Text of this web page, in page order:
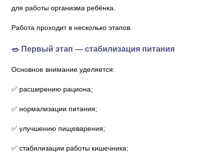
для работы организма ребёнка.
Работа проходит в несколько этапов.
🥗 Первый этап — стабилизация питания
Основное внимание уделяется:
✅ расширению рациона;
✅ нормализации питания;
✅ улучшению пищеварения;
✅ стабилизации работы кишечника;